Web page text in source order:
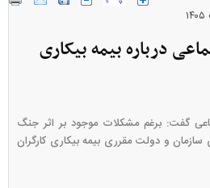
درباره بیمه بیکاری
گفت: برغم مشکلات موجود بر اثر جنگ
و دولت مقرری بیمه بیکاری کارگران